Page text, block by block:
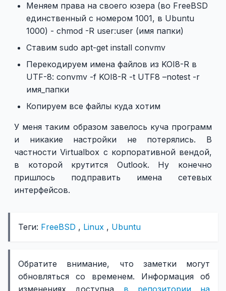
Меняем права на своего юзера (во FreeBSD
единственный с номером 1001, в Ubuntu
1000) - chmod -R user:user (имя папки)
Ставим sudo apt-get install convmv
Перекодируем имена файлов из KOI8-R в
UTF-8: convmv -f KOI8-R -t UTF8 –notest -r
имя_папки
Копируем все файлы куда хотим
У меня таким образом завелось куча программ
и никакие настройки не потерялись. В
частности Virtualbox с корпоративной вендой,
в которой крутится Outlook. Ну конечно
пришлось подправить имена сетевых
интерфейсов.
Теги: FreeBSD , Linux , Ubuntu
Обратите внимание, что заметки могут
обновляться со временем. Информация об